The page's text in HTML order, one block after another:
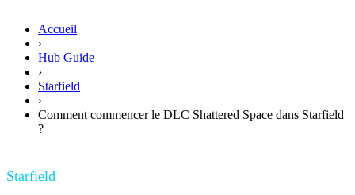
Accueil
›
Hub Guide
›
Starfield
›
Comment commencer le DLC Shattered Space dans Starfield
?
Starfield